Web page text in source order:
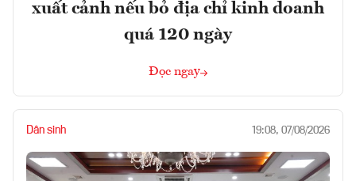
xuất cảnh nếu bỏ địa chỉ kinh doanh
quá 120 ngày
Đọc ngay
Dân sinh 19:08, 07/08/2026